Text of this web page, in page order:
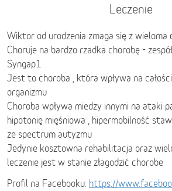
Leczenie
Wiktor od urodzenia zmaga się z wieloma
Choruje na bardzo rzadka chorobę -
Syngap1
Jest to choroba , która wpływa na
organizmu
Choroba wpływa miedzy innymi na ataki
hipotonię mięśniowa , hipermobilność
ze spectrum autyzmu
Jedynie kosztowna rehabilitacja oraz
leczenie jest w stanie złagodzić chorobe
Profil na Facebooku: https://